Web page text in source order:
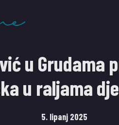
u Grudama
u raljama
5. lipanj 2025